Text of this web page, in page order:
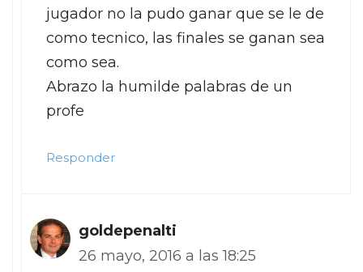
jugador no la pudo ganar que se le de
como tecnico, las finales se ganan sea
como sea.
Abrazo la humilde palabras de un
profe
Responder
goldepenalti
26 mayo, 2016 a las 18:25